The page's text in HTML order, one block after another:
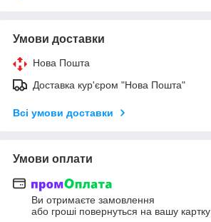
Умови доставки
Нова Пошта
Доставка кур'єром "Нова Пошта"
Всі умови доставки
Умови оплати
Ви отримаєте замовлення
або гроші повернуться на вашу картку